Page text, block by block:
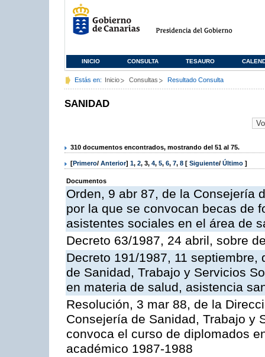
INICIO CONSULTA TESAURO
Estás en: Inicio Consultas Resultado Consulta
SANIDAD
310 documentos encontrados, mostrando del 51 al 75.
[Primero/ Anterior] 1, 2, 3, 4, 5, 6, 7, 8 [ Siguiente/ Último ]
Documentos
Orden, 9 abr 87, de la Consejería
por la que se convocan becas de
asistentes sociales en el área de
Decreto 63/1987, 24 abril, sobre
Decreto 191/1987, 11
de Sanidad, Trabajo y Servicios
en materia de salud, asistencia
Resolución, 3 mar 88, de la
Consejería de Sanidad, Trabajo y
convoca el curso de diplomados
académico 1987-1988